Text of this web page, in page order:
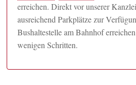
erreichen. Direkt vor unserer
ausreichend Parkplätze zur
Bushaltestelle am Bahnhof
wenigen Schritten.